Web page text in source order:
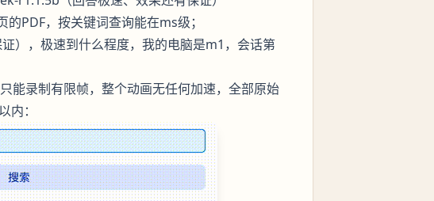
PDF，按关键词查询能在ms级；
），极速到什么程度，我的电脑是m1，会话第
能录制有限帧，整个动画无任何加速，全部原始
：